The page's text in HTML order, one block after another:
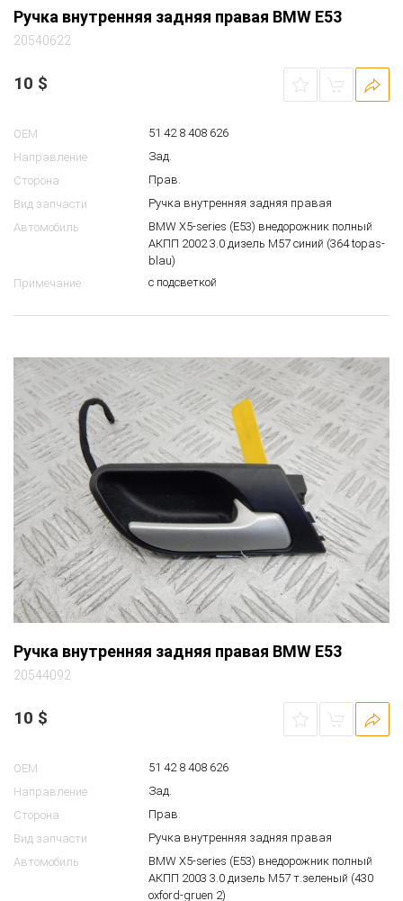
Ручка внутренняя задняя правая BMW E53
20540622
10 $
OEM
51 42 8 408 626
Направление
Зад.
Сторона
Прав.
Вид запчасти
Ручка внутренняя задняя правая
Автомобиль
BMW X5-series (E53) внедорожник полный
АКПП 2002 3.0 дизель M57 синий (364 topas-
blau)
Примечание
с подсветкой
Ручка внутренняя задняя правая BMW E53
20544092
10 $
OEM
51 42 8 408 626
Направление
Зад.
Сторона
Прав.
Вид запчасти
Ручка внутренняя задняя правая
Автомобиль
BMW X5-series (E53) внедорожник полный
АКПП 2003 3.0 дизель M57 т.зеленый (430
oxford-gruen 2)